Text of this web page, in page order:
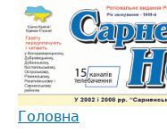
Jump
navigation
Головна